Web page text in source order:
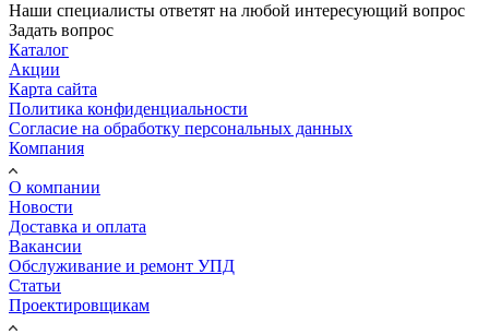
Наши специалисты ответят на любой интересующий вопрос
Задать вопрос
Каталог
Акции
Карта сайта
Политика конфиденциальности
Согласие на обработку персональных данных
Компания
О компании
Новости
Доставка и оплата
Вакансии
Обслуживание и ремонт УПД
Статьи
Проектировщикам